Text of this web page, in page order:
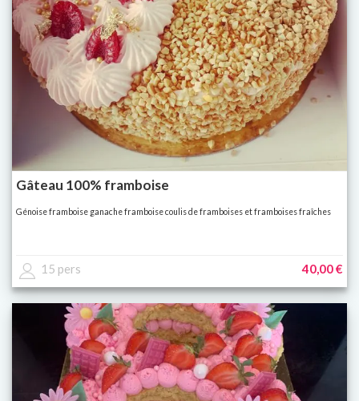
Gâteau 100% framboise
Génoise framboise ganache framboise coulis de framboises et framboises fraîches
15 pers 40,00 €